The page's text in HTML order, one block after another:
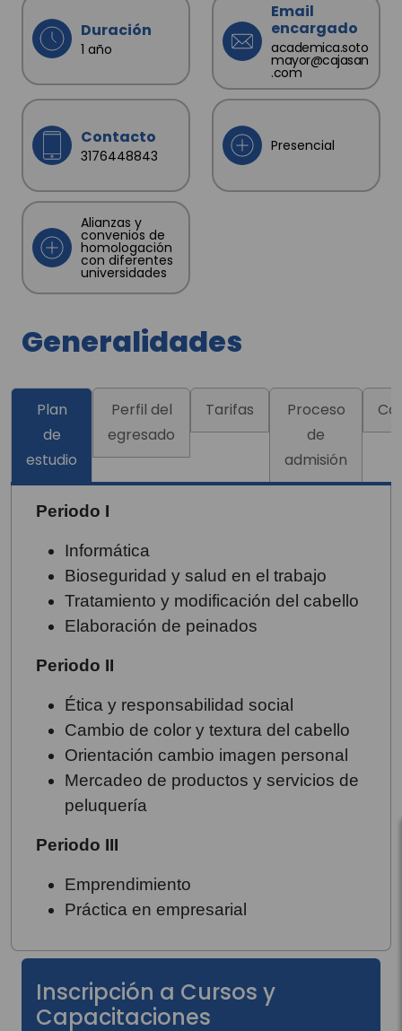
Duración
1 año
Email
encargado
academica.soto
mayor@cajasan
.com
Contacto
3176448843
Presencial
Alianzas y
convenios de
homologación
con diferentes
universidades
Generalidades
Plan
de
estudio
Perfil del
egresado
Tarifas
Proceso
de
admisión
Periodo I
Informática
Bioseguridad y salud en el trabajo
Tratamiento y modificación del cabello
Elaboración de peinados
Periodo II
Ética y responsabilidad social
Cambio de color y textura del cabello
Orientación cambio imagen personal
Mercadeo de productos y servicios de
peluquería
Periodo III
Emprendimiento
Práctica en empresarial
Inscripción a Cursos y
Capacitaciones